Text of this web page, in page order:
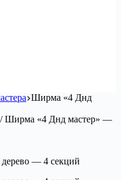
Ширма «4 Днд
/ Ширма «4 Днд мастер» —